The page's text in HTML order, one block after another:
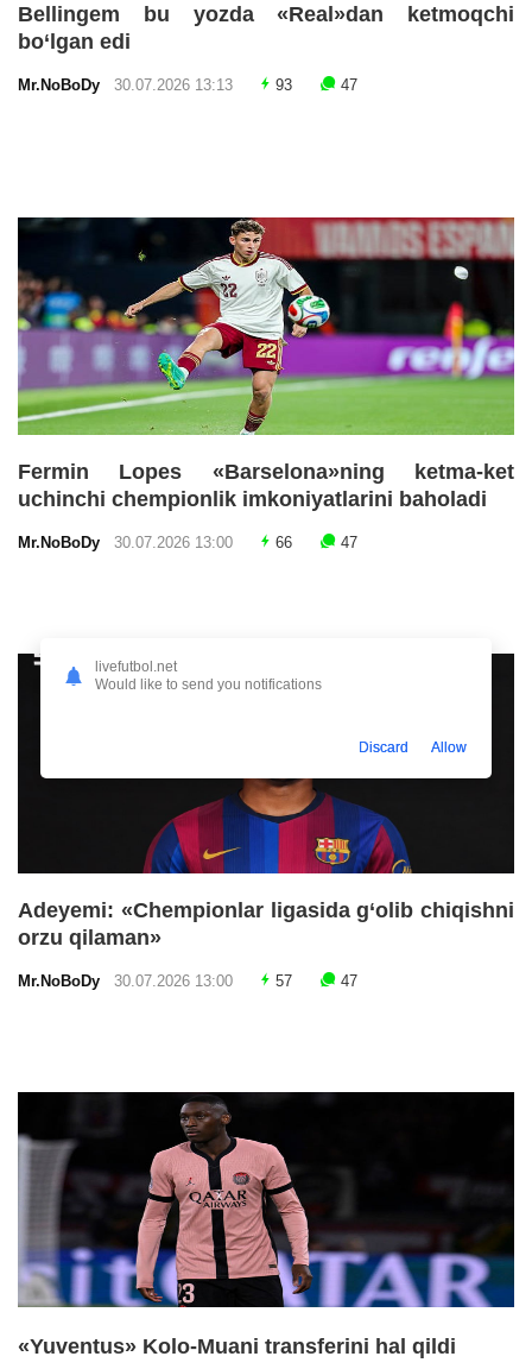
Bellingem bu yozda «Real»dan ketmoqchi
bo‘lgan edi
Mr.NoBoDy 30.07.2026 13:13 93 47
Fermin Lopes «Barselona»ning ketma-ket
uchinchi chempionlik imkoniyatlarini baholadi
Mr.NoBoDy 30.07.2026 13:00 66 47
Adeyemi: «Chempionlar ligasida g‘olib chiqishni
orzu qilaman»
Mr.NoBoDy 30.07.2026 13:00 57 47
«Yuventus» Kolo-Muani transferini hal qildi
livefutbol.net
Would like to send you notifications
Discard Allow